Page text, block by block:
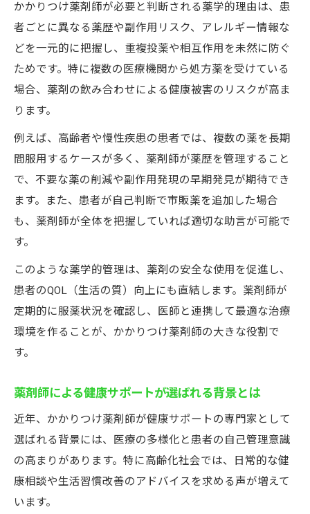
かかりつけ薬剤師が必要と判断される薬学的理由は、患
者ごとに異なる薬歴や副作用リスク、アレルギー情報な
どを一元的に把握し、重複投薬や相互作用を未然に防ぐ
ためです。特に複数の医療機関から処方薬を受けている
場合、薬剤の飲み合わせによる健康被害のリスクが高ま
ります。
例えば、高齢者や慢性疾患の患者では、複数の薬を長期
間服用するケースが多く、薬剤師が薬歴を管理すること
で、不要な薬の削減や副作用発現の早期発見が期待でき
ます。また、患者が自己判断で市販薬を追加した場合
も、薬剤師が全体を把握していれば適切な助言が可能で
す。
このような薬学的管理は、薬剤の安全な使用を促進し、
患者のQOL（生活の質）向上にも直結します。薬剤師が
定期的に服薬状況を確認し、医師と連携して最適な治療
環境を作ることが、かかりつけ薬剤師の大きな役割で
す。
薬剤師による健康サポートが選ばれる背景とは
近年、かかりつけ薬剤師が健康サポートの専門家として
選ばれる背景には、医療の多様化と患者の自己管理意識
の高まりがあります。特に高齢化社会では、日常的な健
康相談や生活習慣改善のアドバイスを求める声が増えて
います。